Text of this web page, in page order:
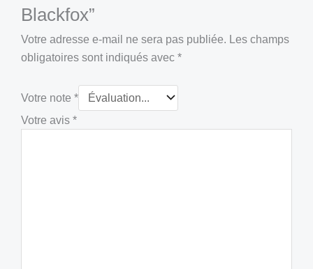
Blackfox”
Votre adresse e-mail ne sera pas publiée. Les champs
obligatoires sont indiqués avec *
Votre note *
Votre avis *